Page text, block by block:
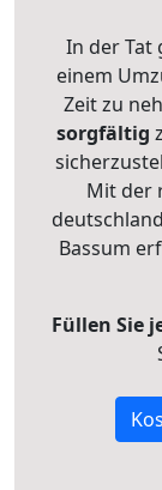
In der Tat
einem
Zeit zu
sorgfältig
Mit der
Bassum
Füllen Sie